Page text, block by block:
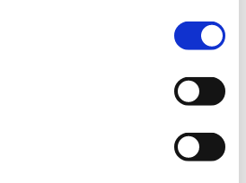
Dubbing PL
Disneya i Pixara „Toy Story 5”, w